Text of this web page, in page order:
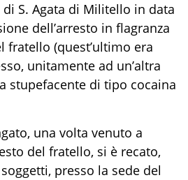
S. Agata di Militello in data
dell’arresto in flagranza
fratello (quest’ultimo era
unitamente ad un’altra
stupefacente di tipo cocaina
una volta venuto a
del fratello, si è recato,
, presso la sede del